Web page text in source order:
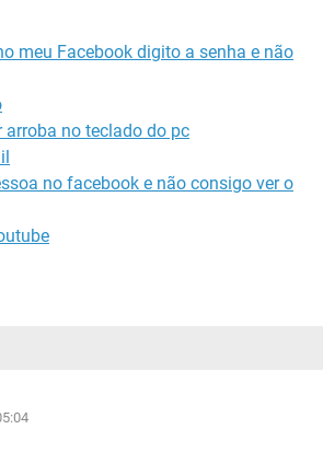
meu Facebook digito a senha e não
no teclado do pc
no facebook e não consigo ver o